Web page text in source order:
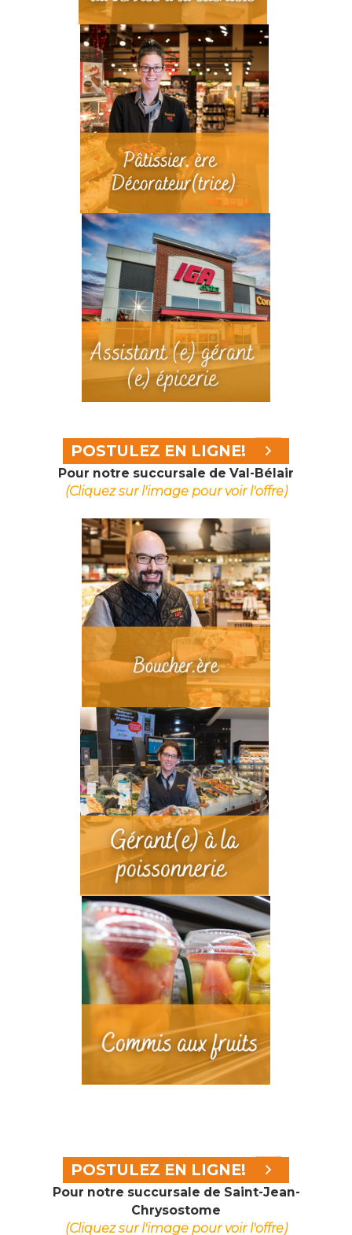
POSTULEZ EN LIGNE!
Pour notre succursale de Val-Bélair
(Cliquez sur l'image pour voir l'offre)
POSTULEZ EN LIGNE!
Pour notre succursale de Saint-Jean-
Chrysostome
(Cliquez sur l'image pour voir l'offre)